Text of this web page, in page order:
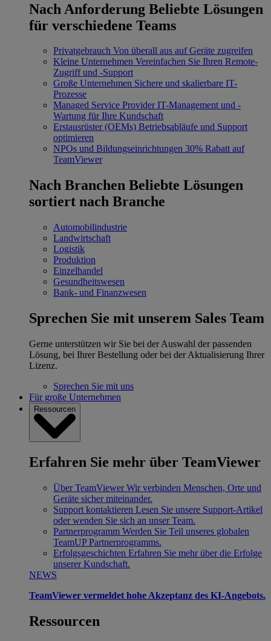
Nach Anforderung Beliebte Lösungen
für verschiedene Teams
Privatgebrauch Von überall aus auf Geräte zugreifen
Kleine Unternehmen Vereinfachen Sie Ihren Remote-
Zugriff und -Support
Große Unternehmen Sichere und skalierbare IT-
Prozesse
Managed Service Provider IT-Management und -
Wartung für Ihre Kundschaft
Erstausrüster (OEMs) Betriebsabläufe und Support
optimieren
NPOs und Bildungseinrichtungen 30% Rabatt auf
TeamViewer
Nach Branchen Beliebte Lösungen
sortiert nach Branche
Automobilindustrie
Landwirtschaft
Logistik
Produktion
Einzelhandel
Gesundheitswesen
Bank- und Finanzwesen
Sprechen Sie mit unserem Sales Team
Gerne unterstützen wir Sie bei der Auswahl der passenden
Lösung, bei Ihrer Bestellung oder bei der Aktualisierung Ihrer
Lizenz.
Sprechen Sie mit uns
Für große Unternehmen
Ressourcen
Erfahren Sie mehr über TeamViewer
Über TeamViewer Wir verbinden Menschen, Orte und
Geräte sicher miteinander.
Support kontaktieren Lesen Sie unsere Support-Artikel
oder wenden Sie sich an unser Team.
Partnerprogramm Werden Sie Teil unseres globalen
TeamUP Partnerprogramms.
Erfolgsgeschichten Erfahren Sie mehr über die Erfolge
unserer Kundschaft.
NEWS
TeamViewer vermeldet hohe Akzeptanz des KI-Angebots.
Ressourcen